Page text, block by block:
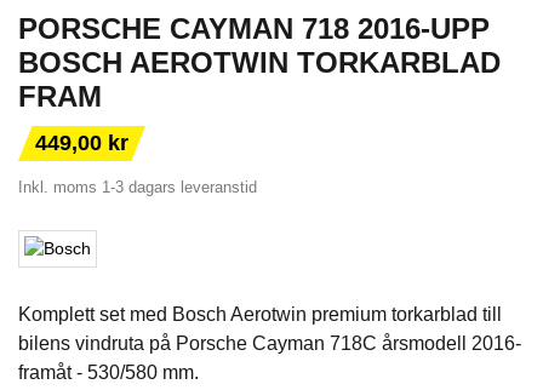
PORSCHE CAYMAN 718 2016-UPP
BOSCH AEROTWIN TORKARBLAD
FRAM
449,00 kr
Inkl. moms 1-3 dagars leveranstid
Komplett set med Bosch Aerotwin premium torkarblad till
bilens vindruta på Porsche Cayman 718C årsmodell 2016-
framåt - 530/580 mm.